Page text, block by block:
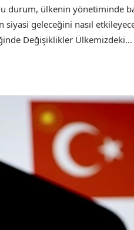
durum, ülkenin yönetiminde
geleceğini nasıl
Değişiklikler Ülkemizdeki…